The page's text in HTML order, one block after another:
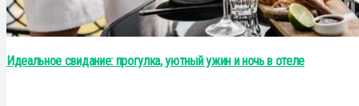
Идеальное свидание: прогулка, уютный ужин и ночь в отеле